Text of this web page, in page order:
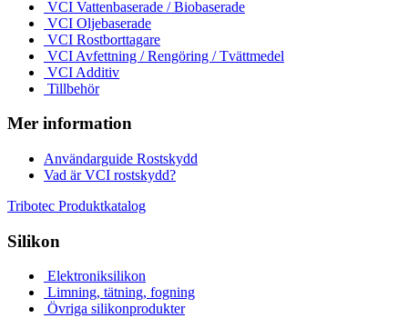
VCI Vattenbaserade / Biobaserade
VCI Oljebaserade
VCI Rostborttagare
VCI Avfettning / Rengöring / Tvättmedel
VCI Additiv
Tillbehör
Mer information
Användarguide Rostskydd
Vad är VCI rostskydd?
Tribotec Produktkatalog
Silikon
Elektroniksilikon
Limning, tätning, fogning
Övriga silikonprodukter